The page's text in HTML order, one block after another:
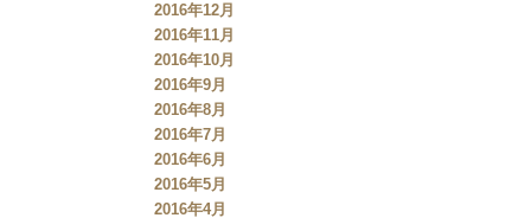
2016年12月
2016年11月
2016年10月
2016年9月
2016年8月
2016年7月
2016年6月
2016年5月
2016年4月